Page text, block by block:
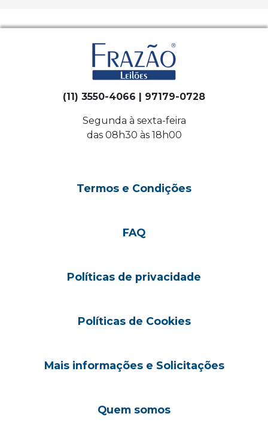
(11) 3550-4066 | 97179-0728
Segunda à sexta-feira
das 08h30 às 18h00
Termos e Condições
FAQ
Políticas de privacidade
Políticas de Cookies
Mais informações e Solicitações
Quem somos